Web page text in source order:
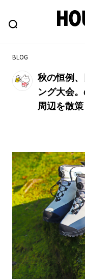
ヒップなファッシ
#注目のタグ
#SHOPPING
#路地裏てぃーん
#GH 銘品の所以
#Commune H
#ととけん
#LIFESTYLE
#SPORTS
BLOG
秋の恒例
ング大会
周辺を散策